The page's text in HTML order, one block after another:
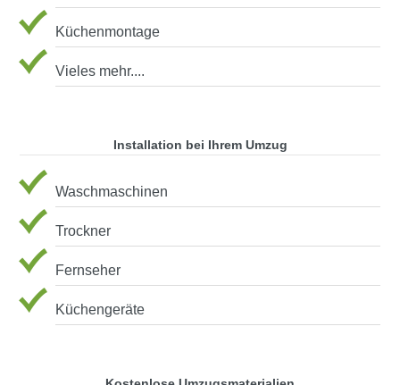
Küchenmontage
Vieles mehr....
Installation bei Ihrem Umzug
Waschmaschinen
Trockner
Fernseher
Küchengeräte